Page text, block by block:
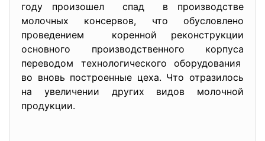
году произошел спад в производстве
молочных консервов, что обусловлено
проведением коренной реконструкции
основного производственного корпуса
переводом технологического оборудования
во вновь построенные цеха. Что отразилось
на увеличении других видов молочной
продукции.